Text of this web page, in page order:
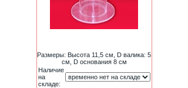
Размеры: Высота 11,5 см, D валика: 5
см, D основания 8 см
Наличие
на
складе: